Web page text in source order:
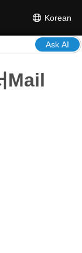
Korean
Ask AI
Mail